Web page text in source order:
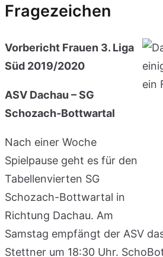
Fragezeichen
Vorbericht Frauen 3. Liga
Süd 2019/2020
ASV Dachau – SG
Schozach-Bottwartal
Nach einer Woche
Spielpause geht es für den
Tabellenvierten SG
Schozach-Bottwartal in
Richtung Dachau. Am
Samstag empfängt der ASV
Stettner um 18:30 Uhr.